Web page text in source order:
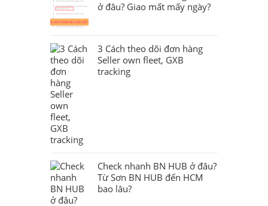
ở đâu? Giao mất mấy ngày?
3 Cách theo dõi đơn hàng
Seller own fleet, GXB
tracking
Check nhanh BN HUB ở đâu?
Từ Sơn BN HUB đến HCM
bao lâu?